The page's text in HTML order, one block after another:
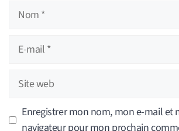
Nom
Site
Enregistrer mon nom, mon e-mail et
navigateur pour mon prochain